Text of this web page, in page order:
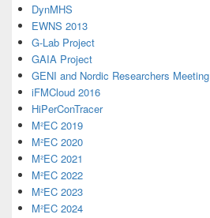
DynMHS
EWNS 2013
G-Lab Project
GAIA Project
GENI and Nordic Researchers Meeting
iFMCloud 2016
HiPerConTracer
M²EC 2019
M²EC 2020
M²EC 2021
M²EC 2022
M²EC 2023
M²EC 2024